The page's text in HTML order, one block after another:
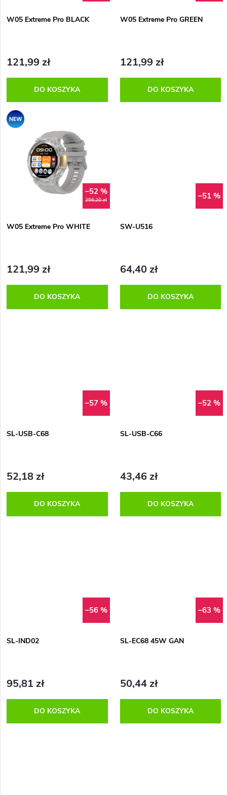
a
n
i
e
p
u
t
ó
a
r
d
ó
W05 Extreme Pro BLACK
121,99 zł
DO KOSZYKA
W05 Extreme Pro GREEN
121,99 zł
DO KOSZYKA
Promocja
256,20 zł
–52 %
W05 Extreme Pro WHITE
121,99 zł
DO KOSZYKA
–51 %
SW-U516
64,40 zł
DO KOSZYKA
–57 %
SL-USB-C68
52,18 zł
DO KOSZYKA
–52 %
SL-USB-C66
43,46 zł
DO KOSZYKA
–56 %
SL-IND02
95,81 zł
DO KOSZYKA
–63 %
SL-EC68 45W GAN
50,44 zł
DO KOSZYKA